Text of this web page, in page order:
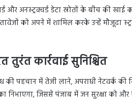
और अनस्ट्रक्चर्ड डेटा स्रोतों के बीच की
को अपने में शामिल करके उन्हें
तुरंत कार्रवाई सुनिश्चित
की पहचान में तेजी लाने, अपराधी नेटवर्क की
निभाएगा, जिससे पंजाब में जन सुरक्षा को